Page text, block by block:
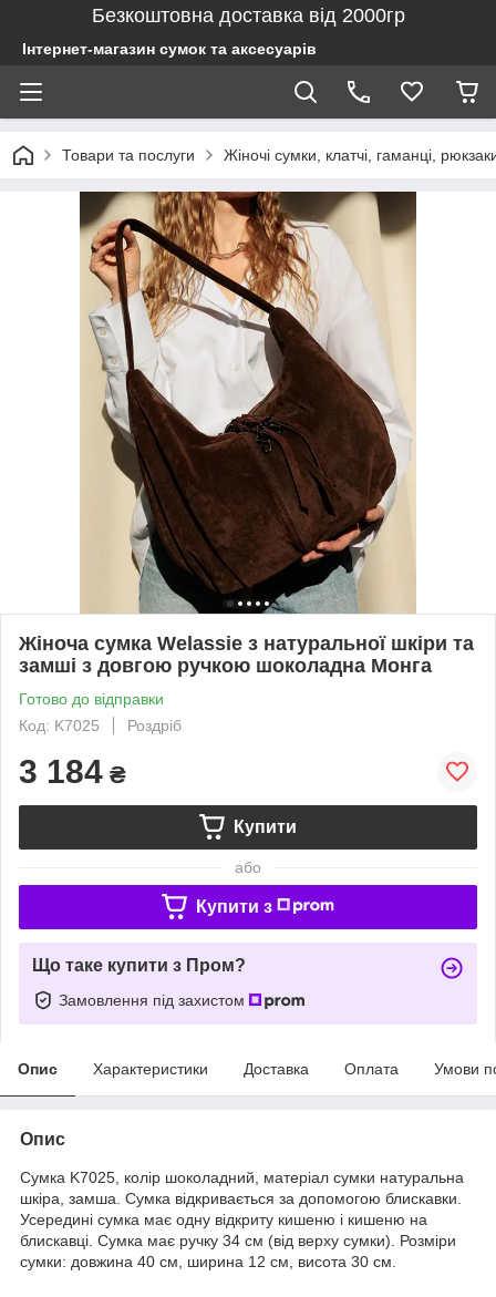
Безкоштовна доставка від 2000гр
Інтернет-магазин сумок та аксесуарів
Товари та послуги Жіночі сумки, клатчі, гаманці,
Жіноча сумка Welassie з натуральної шкіри та
замші з довгою ручкою шоколадна Монга
Готово до відправки
Код: K7025
Роздріб
3 184 ₴
Купити
або
Купити з
Що таке купити з Пром?
Замовлення під захистом
Опис Характеристики Доставка Оплата Умови
Опис
Сумка K7025, колір шоколадний, матеріал сумки натуральна
шкіра, замша. Сумка відкривається за допомогою блискавки.
Усередині сумка має одну відкриту кишеню і кишеню на
блискавці. Сумка має ручку 34 см (від верху сумки). Розміри
сумки: довжина 40 см, ширина 12 см, висота 30 см.